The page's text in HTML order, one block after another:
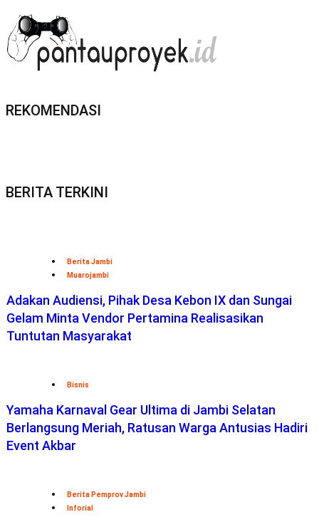
REKOMENDASI
BERITA TERKINI
Berita Jambi
Muarojambi
Adakan Audiensi, Pihak Desa Kebon IX dan Sungai
Gelam Minta Vendor Pertamina Realisasikan
Tuntutan Masyarakat
Bisnis
Yamaha Karnaval Gear Ultima di Jambi Selatan
Berlangsung Meriah, Ratusan Warga Antusias Hadiri
Event Akbar
Berita Pemprov Jambi
Inforial